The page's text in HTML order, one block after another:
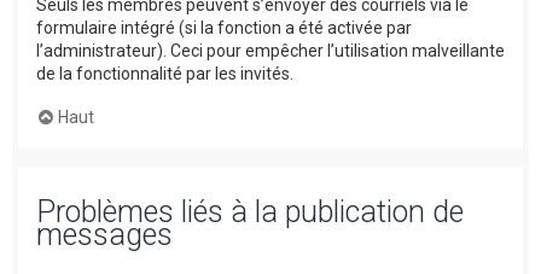
Seuls les membres peuvent s’envoyer des courriels via le
formulaire intégré (si la fonction a été activée par
l’administrateur). Ceci pour empêcher l’utilisation malveillante
de la fonctionnalité par les invités.
Haut
Problèmes liés à la publication de
messages